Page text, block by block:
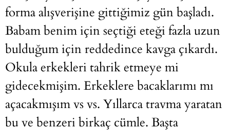
forma alışverişine gittiğimiz gün başladı.
Babam benim için seçtiği eteği fazla uzun
bulduğum için reddedince kavga çıkardı.
Okula erkekleri tahrik etmeye mi
gidecekmişim. Erkeklere bacaklarımı mı
açacakmışım vs vs. Yıllarca travma yaratan
bu ve benzeri birkaç cümle. Başta